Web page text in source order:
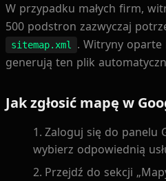
W przypadku małych firm,
500 podstron zazwyczaj
sitemap.xml
. Witryny oparte
generują ten plik
Jak zgłosić mapę w
Zaloguj się do panelu
wybierz odpowiednią
Przejdź do sekcji